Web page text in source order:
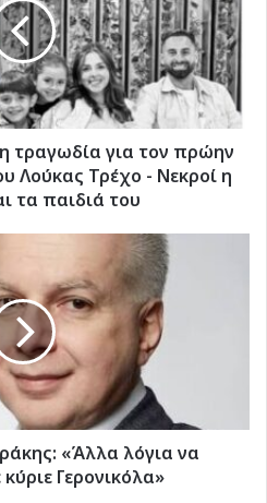
τραγωδία για τον πρώην
Λούκας Τρέχο - Νεκροί η
τα παιδιά του
«Άλλα λόγια να
Γερονικόλα»